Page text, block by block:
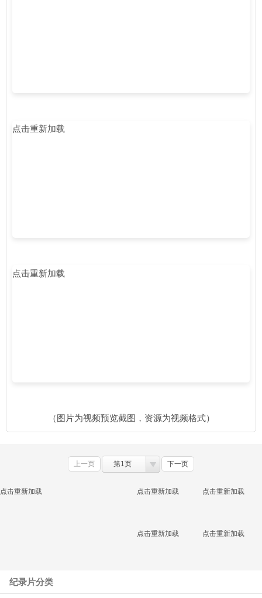
点击重新加载
点击重新加载
（图片为视频预览截图，资源为视频格式）
上一页 第1页 下一页
点击重新加载 点击重新加载 点击重新加载
点击重新加载 点击重新加载
纪录片分类